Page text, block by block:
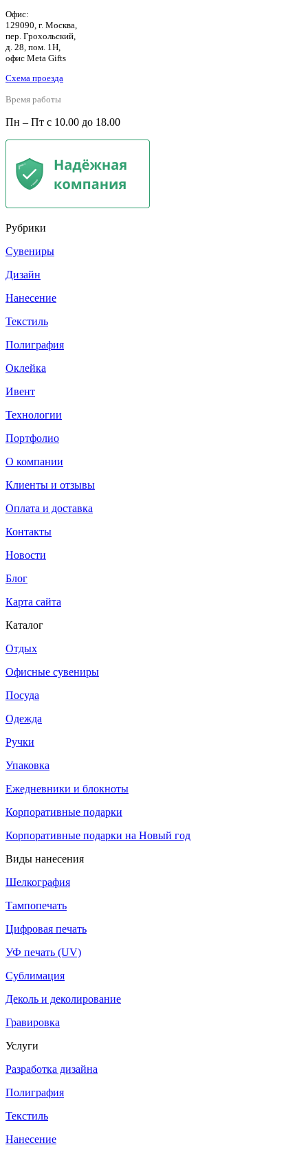
Офис:
129090, г. Москва,
пер. Грохольский,
д. 28, пом. 1Н,
офис Meta Gifts
Схема проезда
Время работы
Пн – Пт с 10.00 до 18.00
Рубрики
Сувениры
Дизайн
Нанесение
Текстиль
Полиграфия
Оклейка
Ивент
Технологии
Портфолио
О компании
Клиенты и отзывы
Оплата и доставка
Контакты
Новости
Блог
Карта сайта
Каталог
Отдых
Офисные сувениры
Посуда
Одежда
Ручки
Упаковка
Ежедневники и блокноты
Корпоративные подарки
Корпоративные подарки на Новый год
Виды нанесения
Шелкография
Тампопечать
Цифровая печать
УФ печать (UV)
Сублимация
Деколь и деколирование
Гравировка
Услуги
Разработка дизайна
Полиграфия
Текстиль
Нанесение